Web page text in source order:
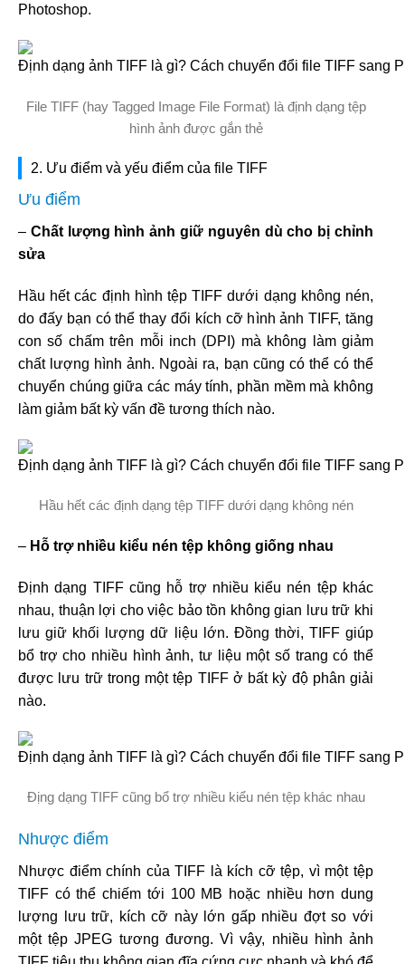
Photoshop.
File TIFF (hay Tagged Image File Format) là định dạng tệp
hình ảnh được gắn thẻ
2. Ưu điểm và yếu điểm của file TIFF
Ưu điểm
– Chất lượng hình ảnh giữ nguyên dù cho bị chỉnh
sửa
Hầu hết các định hình tệp TIFF dưới dạng không nén,
do đấy bạn có thể thay đổi kích cỡ hình ảnh TIFF, tăng
con số chấm trên mỗi inch (DPI) mà không làm giảm
chất lượng hình ảnh. Ngoài ra, bạn cũng có thể có thể
chuyển chúng giữa các máy tính, phần mềm mà không
làm giảm bất kỳ vấn đề tương thích nào.
Hầu hết các định dạng tệp TIFF dưới dạng không nén
– Hỗ trợ nhiều kiểu nén tệp không giống nhau
Định dạng TIFF cũng hỗ trợ nhiều kiểu nén tệp khác
nhau, thuận lợi cho việc bảo tồn không gian lưu trữ khi
lưu giữ khối lượng dữ liệu lớn. Đồng thời, TIFF giúp
bổ trợ cho nhiều hình ảnh, tư liệu một số trang có thể
được lưu trữ trong một tệp TIFF ở bất kỳ độ phân giải
nào.
Địng dạng TIFF cũng bổ trợ nhiều kiểu nén tệp khác nhau
Nhược điểm
Nhược điểm chính của TIFF là kích cỡ tệp, vì một tệp
TIFF có thể chiếm tới 100 MB hoặc nhiều hơn dung
lượng lưu trữ, kích cỡ này lớn gấp nhiều đợt so với
một tệp JPEG tương đương. Vì vậy, nhiều hình ảnh